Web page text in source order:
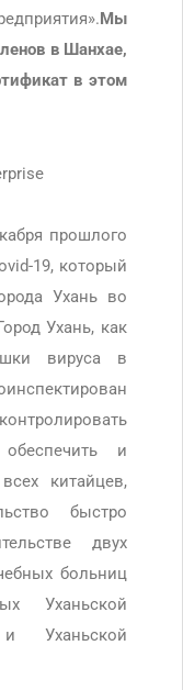
Мы
в Шанхае,
в этом
прошлого
19, который
Ухань во
Ухань, как
вируса в
и
китайцев,
быстро
двух
больниц
Уханьской
Уханьской